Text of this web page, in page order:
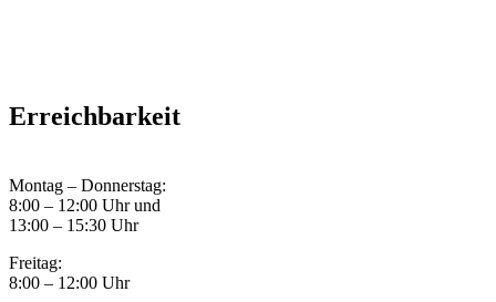
Erreichbarkeit
Montag – Donnerstag:
8:00 – 12:00 Uhr und
13:00 – 15:30 Uhr
Freitag:
8:00 – 12:00 Uhr